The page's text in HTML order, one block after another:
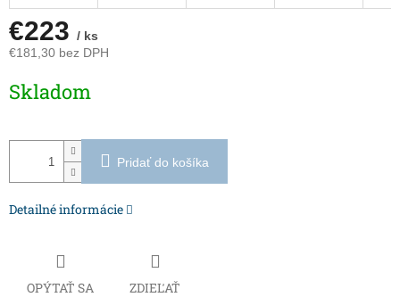
€223 / ks
€181,30 bez DPH
cena:
Skladom
Pridať do košíka
Detailné informácie
OPÝTAŤ SA ZDIEĽAŤ